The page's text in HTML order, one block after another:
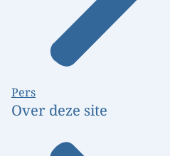
Pers
Over deze site